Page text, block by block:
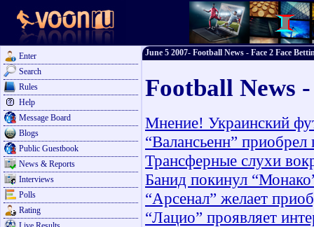
Enter
Search
Rules
Help
Message Board
Blogs
Public Guestbook
News & Reports
Interviews
Polls
Rating
June 5 2007- Football News - Face 2 Face
Football News
Мнение! Украинский
“Валансьенн”
Трансферные слухи
Банид покинул
“Арсенал” желает
“Лацио” проявляет